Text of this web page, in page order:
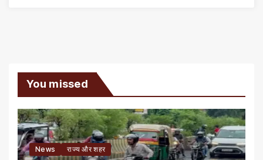
You missed
News राज्य और शहर